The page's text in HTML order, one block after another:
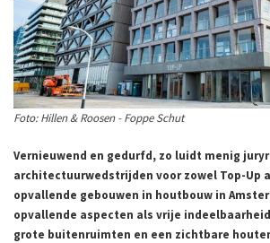
Foto: Hillen & Roosen - Foppe Schut
Vernieuwend en gedurfd, zo luidt menig
architectuurwedstrijden voor zowel Top-Up
opvallende gebouwen in houtbouw in
opvallende aspecten als vrije
grote buitenruimten en een zichtbare